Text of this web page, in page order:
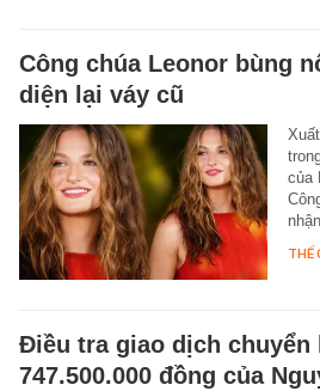
Công chúa Leonor bùng
diện lại váy cũ
của
THẾ
Điều tra giao dịch chuyển
747.500.000 đồng của